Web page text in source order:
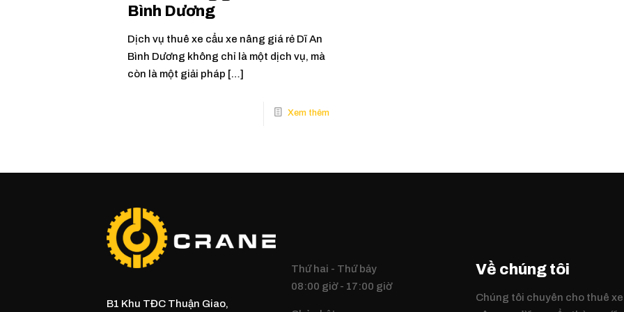
Bình Dương
Dịch vụ thuê xe cẩu xe nâng giá rẻ Dĩ An
Bình Dương không chỉ là một dịch vụ, mà
còn là một giải pháp […]
B1 Khu TĐC Thuận Giao,
Thứ hai - Thứ bảy
08:00 giờ - 17:00 giờ
Về chúng tôi
Chúng tôi chuyên cho thuê